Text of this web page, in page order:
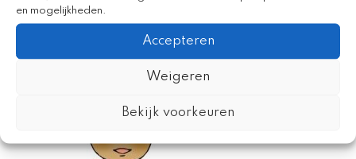
en mogelijkheden.
Accepteren
Weigeren
Bekijk voorkeuren